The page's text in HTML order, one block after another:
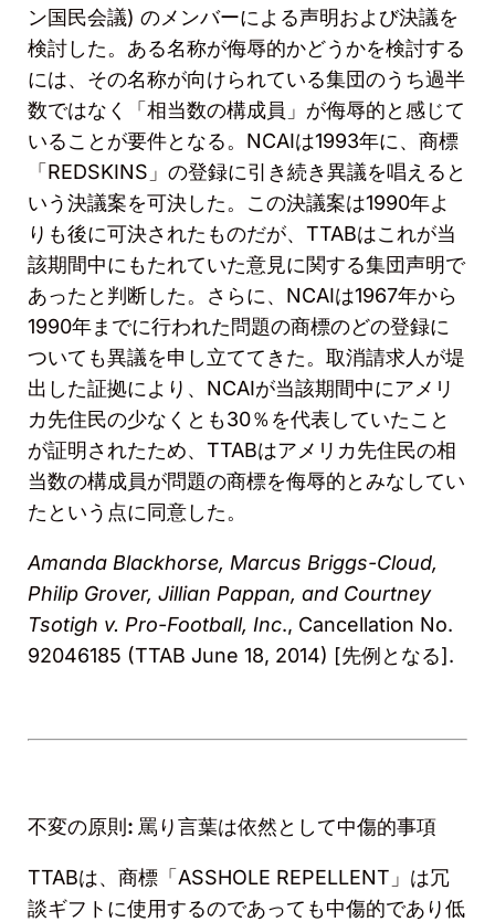
ン国民会議) のメンバーによる声明および決議を
検討した。ある名称が侮辱的かどうかを検討する
には、その名称が向けられている集団のうち過半
数ではなく「相当数の構成員」が侮辱的と感じて
いることが要件となる。 NCAIは1993年に、商標
「 REDSKINS 」の登録に引き続き異議を唱えると
いう決議案を可決した。この決議案は1990年よ
りも後に可決されたものだが、 TTABはこれが当
該期間中にもたれていた意見に関する集団声明で
あったと判断した。さらに、 NCAIは1967年から
1990年までに行われた問題の商標のどの登録に
ついても異議を申し立ててきた。取消請求人が堤
出した証拠により、 NCAIが当該期間中にアメリ
カ先住民の少なくとも30％を代表していたこと
が証明されたため、 TTABはアメリカ先住民の相
当数の構成員が問題の商標を侮辱的とみなしてい
たという点に同意した。
Amanda Blackhorse, Marcus Briggs-Cloud,
Philip Grover, Jillian Pappan, and Courtney
Tsotigh v. Pro-Football, Inc., Cancellation No.
92046185 (TTAB June 18, 2014) [先例となる].
不変の原則 : 罵り言葉は依然として中傷的事項
TTABは、商標「 ASSHOLE REPELLENT 」は冗
談ギフトに使用するのであっても中傷的であり低